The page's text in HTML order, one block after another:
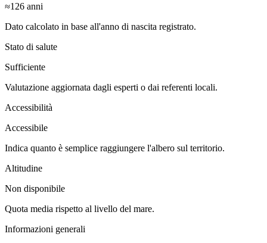
≈126 anni
Dato calcolato in base all'anno di nascita registrato.
Stato di salute
Sufficiente
Valutazione aggiornata dagli esperti o dai referenti locali.
Accessibilità
Accessibile
Indica quanto è semplice raggiungere l'albero sul territorio.
Altitudine
Non disponibile
Quota media rispetto al livello del mare.
Informazioni generali